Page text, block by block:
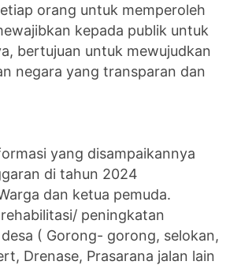
orang untuk memperoleh
kepada publik untuk
bertujuan untuk mewujudkan
negara yang transparan dan
yang disampaikannya
di tahun 2024
dan ketua pemuda.
peningkatan
( Gorong- gorong, selokan,
Drenase, Prasarana jalan lain